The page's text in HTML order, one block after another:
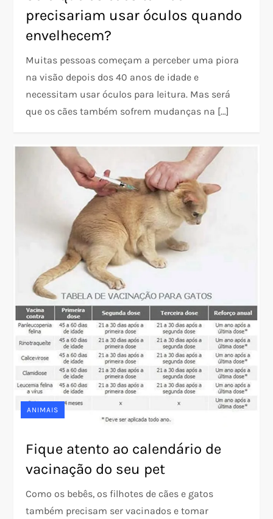
precisariam usar óculos quando
envelhecem?
Muitas pessoas começam a perceber uma piora
na visão depois dos 40 anos de idade e
necessitam usar óculos para leitura. Mas será
que os cães também sofrem mudanças na […]
ANIMAIS
Fique atento ao calendário de
vacinação do seu pet
Como os bebês, os filhotes de cães e gatos
também precisam ser vacinados e tomar